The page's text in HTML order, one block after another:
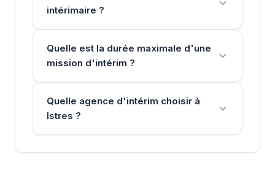
intérimaire ?
Quelle est la durée maximale d'une
mission d'intérim ?
Quelle agence d'intérim choisir à
Istres ?